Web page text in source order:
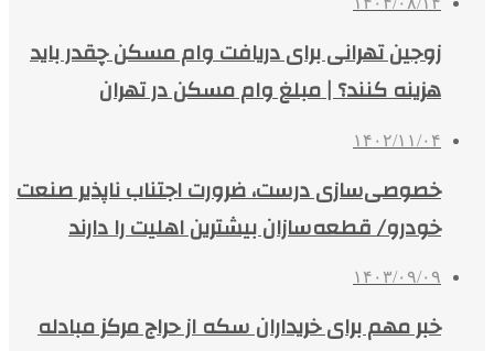
زوجین تهرانی برای دریافت وام مسکن چقدر باید
هزینه کنند؟ | مبلغ وام مسکن در تهران
۱۴۰۲/۱۱/۰۴
خصوصی‌سازی درست، ضرورت اجتناب ناپذیر صنعت
خودرو/ قطعه‌سازان بیشترین اهلیت را دارند
۱۴۰۳/۰۹/۰۹
خبر مهم برای خریداران سکه از حراج مرکز مبادله